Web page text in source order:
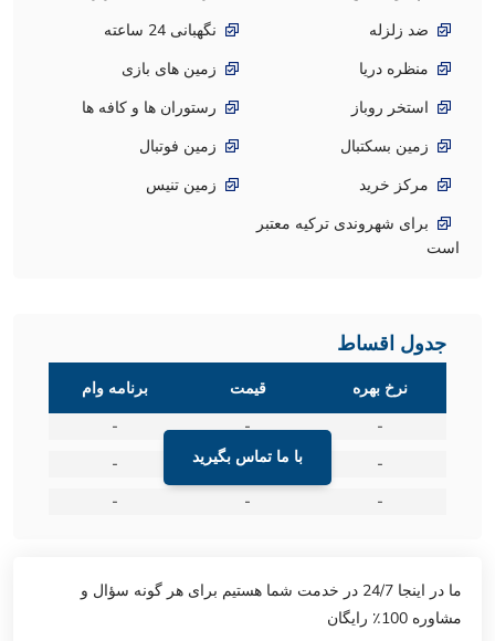
ضد زلزله
نگهبانی 24 ساعته
منظره دریا
زمین های بازی
استخر روباز
رستوران ها و کافه ها
زمین بسکتبال
زمین فوتبال
مرکز خرید
زمین تنیس
برای شهروندی ترکیه معتبر
است
جدول اقساط
با ما تماس بگیرید
نرخ بهره قیمت
برنامه وام
-
-
-
-
-
-
-
-
-
ما در اینجا 24/7 در خدمت شما هستیم برای هر گونه سؤال و
مشاوره 100٪ رایگان